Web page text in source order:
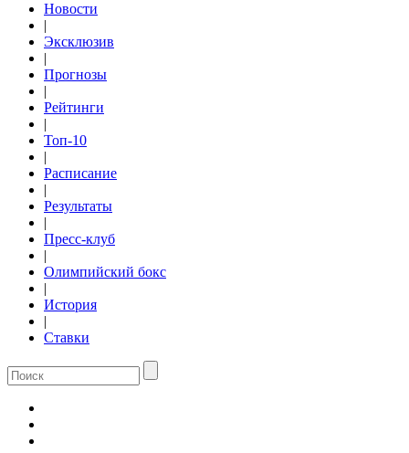
Новости
|
Эксклюзив
|
Прогнозы
|
Рейтинги
|
Топ-10
|
Расписание
|
Результаты
|
Пресс-клуб
|
Олимпийский бокс
|
История
|
Ставки